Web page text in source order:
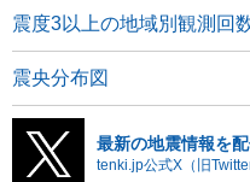
震度3以上の地域別観測回
震央分布図
最新の地震情報を
tenki.jp公式X（旧